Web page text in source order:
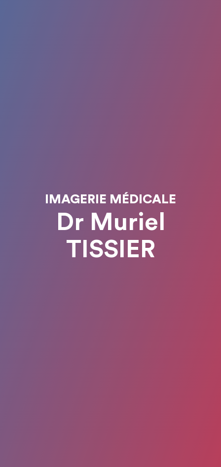
IMAGERIE MÉDICALE
Dr Muriel
TISSIER